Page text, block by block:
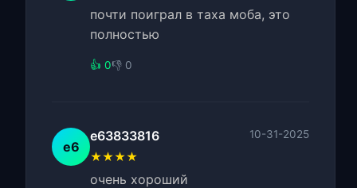
почти поиграл в таха моба, это
полностью
👍 0👎 0
e6
e63833816 10-31-2025
★★★★
очень хороший